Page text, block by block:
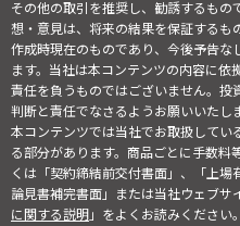
その他の取引を推奨し、勧誘するも
想・意見は、将来の結果を保証する
作成時現在のものであり、今後予告
ます。当社は本コンテンツの内容に
責任を負うものではございません。
判断と責任でなさるようお願いいたしま
本コンテンツでは当社でお取扱して
る部分があります。商品ごとに手数
くは「契約締結前交付書面」、「上
論見書補完書面」または当社ウェブサ
に関する説明」をよくお読みください。